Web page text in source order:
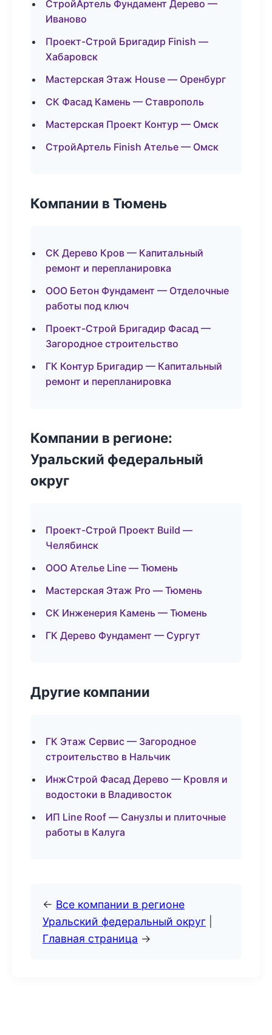
СтройАртель Фундамент Дерево —
Иваново
Проект-Строй Бригадир Finish —
Хабаровск
Мастерская Этаж House — Оренбург
СК Фасад Камень — Ставрополь
Мастерская Проект Контур — Омск
СтройАртель Finish Ателье — Омск
Компании в Тюмень
СК Дерево Кров — Капитальный
ремонт и перепланировка
ООО Бетон Фундамент — Отделочные
работы под ключ
Проект-Строй Бригадир Фасад —
Загородное строительство
ГК Контур Бригадир — Капитальный
ремонт и перепланировка
Компании в регионе:
Уральский федеральный
округ
Проект-Строй Проект Build —
Челябинск
ООО Ателье Line — Тюмень
Мастерская Этаж Pro — Тюмень
СК Инженерия Камень — Тюмень
ГК Дерево Фундамент — Сургут
Другие компании
ГК Этаж Сервис — Загородное
строительство в Нальчик
ИнжСтрой Фасад Дерево — Кровля и
водостоки в Владивосток
ИП Line Roof — Санузлы и плиточные
работы в Калуга
← Все компании в регионе
Уральский федеральный округ
Главная страница →